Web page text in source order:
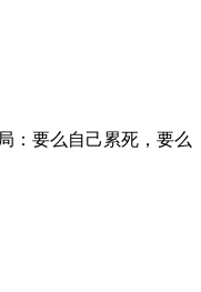
：要么自己累死，要么